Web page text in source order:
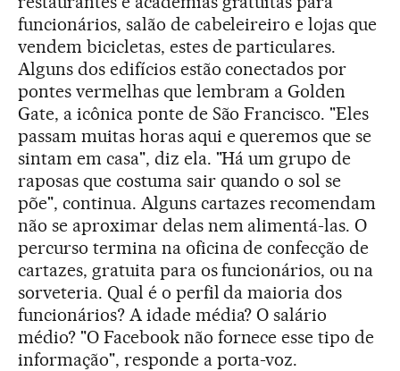
funcionários, salão de cabeleireiro e lojas que
vendem bicicletas, estes de particulares.
Alguns dos edifícios estão conectados por
pontes vermelhas que lembram a Golden
Gate, a icônica ponte de São Francisco. "Eles
passam muitas horas aqui e queremos que se
sintam em casa", diz ela. "Há um grupo de
raposas que costuma sair quando o sol se
põe", continua. Alguns cartazes recomendam
não se aproximar delas nem alimentá-las. O
percurso termina na oficina de confecção de
cartazes, gratuita para os funcionários, ou na
sorveteria. Qual é o perfil da maioria dos
funcionários? A idade média? O salário
médio? "O Facebook não fornece esse tipo de
informação", responde a porta-voz.